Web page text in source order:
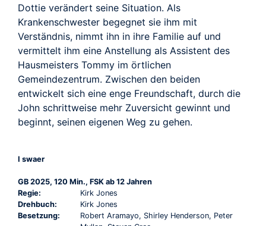
Dottie verändert seine Situation. Als
Krankenschwester begegnet sie ihm mit
Verständnis, nimmt ihn in ihre Familie auf und
vermittelt ihm eine Anstellung als Assistent des
Hausmeisters Tommy im örtlichen
Gemeindezentrum. Zwischen den beiden
entwickelt sich eine enge Freundschaft, durch die
John schrittweise mehr Zuversicht gewinnt und
beginnt, seinen eigenen Weg zu gehen.
I swaer
GB 2025, 120 Min., FSK ab 12 Jahren
Regie:
Kirk Jones
Drehbuch:
Kirk Jones
Besetzung:
Robert Aramayo, Shirley Henderson, Peter